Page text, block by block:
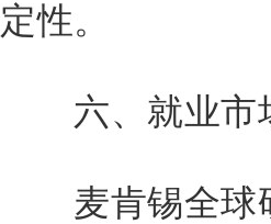
定性。
六、就业市场
麦肯锡全球研